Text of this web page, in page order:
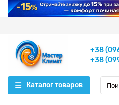
+38
+38
Каталог товаров